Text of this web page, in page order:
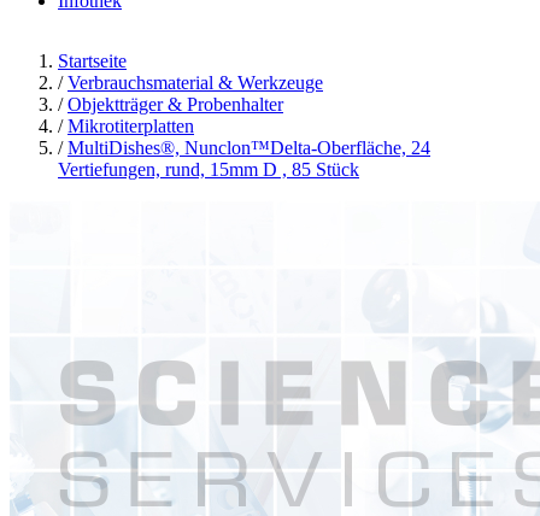
Startseite
/ Verbrauchsmaterial & Werkzeuge
/ Objektträger & Probenhalter
/ Mikrotiterplatten
/ MultiDishes®, Nunclon™Delta-Oberfläche, 24
Vertiefungen, rund, 15mm D , 85 Stück